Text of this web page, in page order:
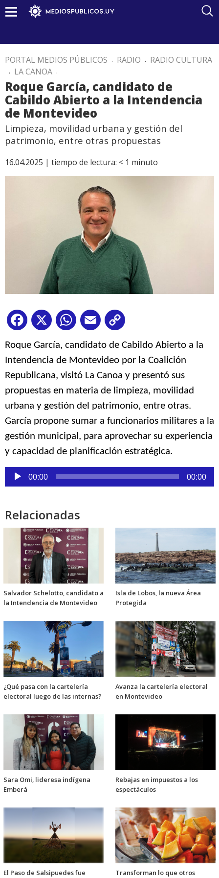
PORTAL MEDIOS PÚBLICOS . RADIO . RADIO CULTURA
. LA CANOA .
Roque García, candidato de
Cabildo Abierto a la Intendencia
de Montevideo
Limpieza, movilidad urbana y gestión del
patrimonio, entre otras propuestas
16.04.2025 | tiempo de lectura: < 1 minuto
Facebook
X WhatsApp
Email
Link
Roque García, candidato de Cabildo Abierto a la
Intendencia de Montevideo por la Coalición
Republicana, visitó La Canoa y presentó sus
propuestas en materia de limpieza, movilidad
urbana y gestión del patrimonio, entre otras.
García propone sumar a funcionarios militares a la
gestión municipal, para aprovechar su experiencia
y capacidad de planificación estratégica.
Reproductor
00:00 00:00
Relacionadas
Salvador Schelotto, candidato a
la Intendencia de Montevideo
Isla de Lobos, la nueva Área
Protegida
¿Qué pasa con la cartelería
electoral luego de las internas?
Avanza la cartelería electoral
en Montevideo
Sara Omi, lideresa indígena
Emberá
Rebajas en impuestos a los
espectáculos
El Paso de Salsipuedes fue
Transforman lo que otros